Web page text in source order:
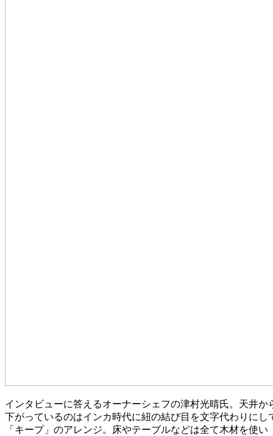
インタビューに答えるオーナーシェフの津村光晴氏。天井か
下がっているのはインカ時代に紐の結び目を文字代わりにし
「キープ」のアレンジ。床やテーブルなどは全て木材を使い